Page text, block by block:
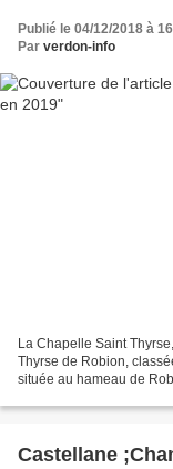
Publié le 04/12/2018 à
Par verdon-info
La Chapelle Saint
Thyrse de Robion,
située au hameau de
Castellane ;Chantier de restauration de la Tour